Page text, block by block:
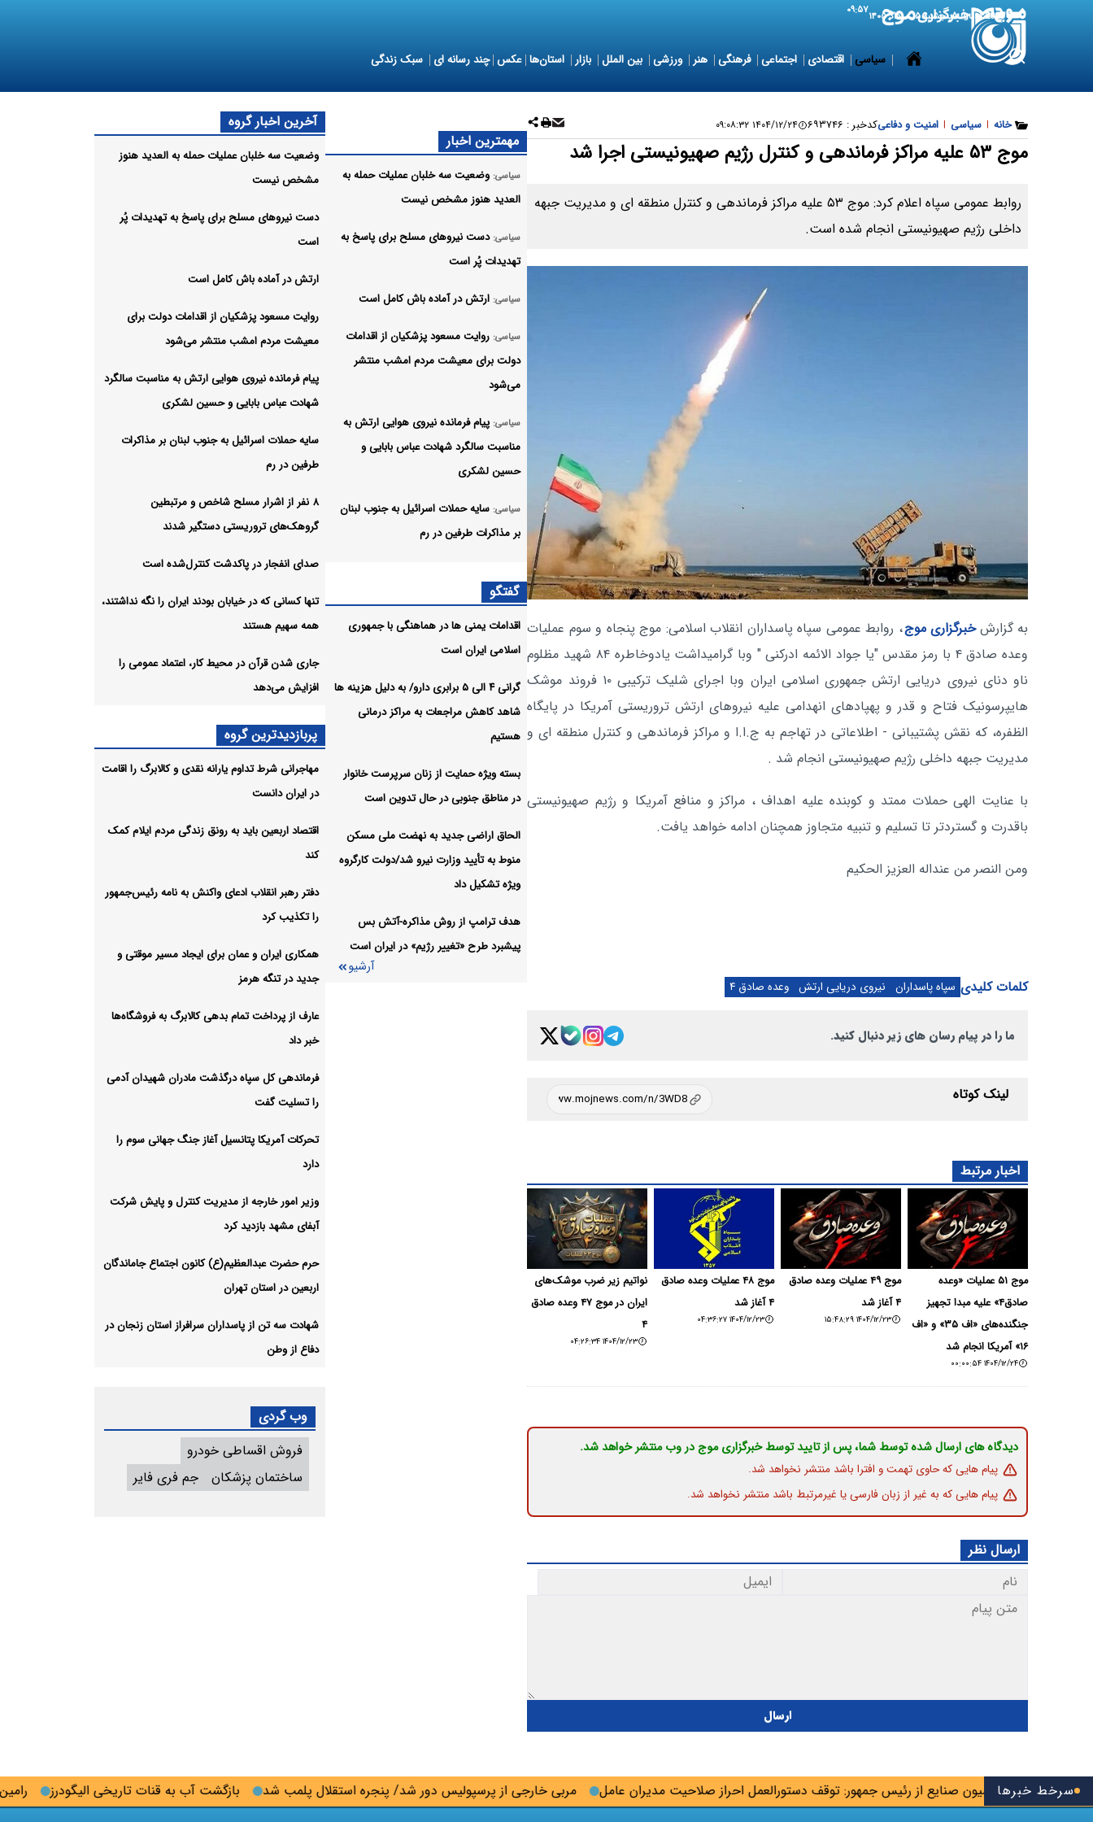
6 August 2026 پنجشنبه ۱۵ مرداد ۱۴۰۵ ۰۹:۵۷
سیاسی اقتصادی اجتماعی فرهنگی هنر ورزشی بین الملل بازار استان‌ها عکس چند رسانه ای سبک زندگی
سرخط خبرها رامین بازگشت آب به قنات تاریخی الیگودرز مربی خارجی از پرسپولیس دور شد/ پنجره استقلال پلمب شد رئیس کمیسیون صنایع از رئیس جمهور: توقف دستورالعمل احراز صلاحیت مدیران عامل
خانه | سیاسی | امنیت و دفاعیکدخبر : ۶۹۳۷۴۶ ۱۴۰۴/۱۲/۲۴ ۰۹:۰۸:۳۲
موج ۵۳ علیه مراکز فرماندهی و کنترل رژیم صهیونیستی اجرا شد
روابط عمومی سپاه اعلام کرد: موج ۵۳ علیه مراکز فرماندهی و کنترل منطقه ای و مدیریت جبهه
داخلی رژیم صهیونیستی انجام شده است.
به گزارشخبرگزاری موج، روابط عمومی سپاه پاسداران انقلاب اسلامی: موج پنجاه و سوم عملیات
وعده صادق ۴ با رمز مقدس "یا جواد الائمه ادرکنی " وبا گرامیداشت یادوخاطره ۸۴ شهید مظلوم
ناو دنای نیروی دریایی ارتش جمهوری اسلامی ایران وبا اجرای شلیک ترکیبی ۱۰ فروند موشک‌
هایپرسونیک فتاح و قدر و پهپادهای انهدامی علیه نیروهای ارتش تروریستی آمریکا در پایگاه
الظفره، که نقش پشتیبانی - اطلاعاتی در تهاجم به ج.ا.ا و مراکز فرماندهی و کنترل منطقه ای و
مدیریت جبهه داخلی رژیم صهیونیستی انجام شد .
با عنایت الهی حملات ممتد و کوبنده علیه اهداف ، مراکز و منافع آمریکا و رژیم صهیونیستی
باقدرت و گستردتر تا تسلیم و تنبیه متجاوز همچنان ادامه خواهد یافت.
ومن النصر من عنداله العزیز الحکیم
کلمات کلیدی سپاه پاسداران نیروی دریایی ارتش وعده صادق ۴
ما را در پیام رسان های زیر دنبال کنید.
لینک کوتاه
اخبار مرتبط
موج ۵۱ عملیات «وعده
صادق۴» علیه مبدا تجهیز
جنگنده‌های «اف ۳۵» و «اف
۱۶» آمریکا انجام شد
۱۴۰۴/۱۲/۲۴ ۰۰:۰۰:۵۴
موج ۴۹ عملیات وعده صادق
۴ آغاز شد
۱۴۰۴/۱۲/۲۳ ۱۵:۴۸:۲۹
موج ۴۸ عملیات وعده صادق
۴ آغاز شد
۱۴۰۴/۱۲/۲۳ ۰۴:۳۶:۲۷
نواتیم زیر ضرب موشک‌های
ایران در موج ۴۷ وعده صادق
۴
۱۴۰۴/۱۲/۲۳ ۰۴:۲۶:۳۴
دیدگاه های ارسال شده توسط شما، پس از تایید توسط خبرگزاری موج در وب منتشر خواهد شد.
پیام هایی که حاوی تهمت و افترا باشد منتشر نخواهد شد.
پیام هایی که به غیر از زبان فارسی یا غیرمرتبط باشد منتشر نخواهد شد.
ارسال نظر
ارسال
مهمترین اخبار
سیاسی: وضعیت سه خلبان عملیات حمله به
العدید هنوز مشخص نیست
سیاسی: دست نیروهای مسلح برای پاسخ به
تهدیدات پُر است
سیاسی: ارتش در آماده باش کامل است
سیاسی: روایت مسعود پزشکیان از اقدامات
دولت برای معیشت مردم امشب منتشر
می‌شود
سیاسی: پیام فرمانده نیروی هوایی ارتش به
مناسبت سالگرد شهادت عباس بابایی و
حسین لشکری
سیاسی: سایه حملات اسرائیل به جنوب لبنان
بر مذاکرات طرفین در رم
مرتبطین گروهک‌های تروریستی دستگیر
شدند
سیاسی: صدای انفجار در پاکدشت کنترل‌شده
است
سیاسی: تنها کسانی که در خیابان بودند ایران
را نگه نداشتند، همه سهیم هستند
سیاسی: جاری شدن قرآن در محیط کار، اعتماد
عمومی را افزایش می‌دهد
گفتگو
اقدامات یمنی ها در هماهنگی با جمهوری
اسلامی ایران است
گرانی ۴ الی ۵ برابری دارو/ به دلیل هزینه ها
شاهد کاهش مراجعات به مراکز درمانی
هستیم
بسته ویژه حمایت از زنان سرپرست خانوار
در مناطق جنوبی در حال تدوین است
الحاق اراضی جدید به نهضت ملی مسکن
منوط به تأیید وزارت نیرو شد/دولت کارگروه
ویژه تشکیل داد
هدف ترامپ از روش مذاکره-آتش بس
پیشبرد طرح «تغییر رژیم» در ایران است
آرشیو
آخرین اخبار گروه
وضعیت سه خلبان عملیات حمله به العدید هنوز
مشخص نیست
دست نیروهای مسلح برای پاسخ به تهدیدات پُر
است
ارتش در آماده باش کامل است
روایت مسعود پزشکیان از اقدامات دولت برای
معیشت مردم امشب منتشر می‌شود
پیام فرمانده نیروی هوایی ارتش به مناسبت سالگرد
شهادت عباس بابایی و حسین لشکری
سایه حملات اسرائیل به جنوب لبنان بر مذاکرات
طرفین در رم
۸ نفر از اشرار مسلح شاخص و مرتبطین
گروهک‌های تروریستی دستگیر شدند
صدای انفجار در پاکدشت کنترل‌شده است
تنها کسانی که در خیابان بودند ایران را نگه نداشتند،
همه سهیم هستند
جاری شدن قرآن در محیط کار، اعتماد عمومی را
افزایش می‌دهد
پربازدیدترین گروه
مهاجرانی شرط تداوم یارانه نقدی و کالابرگ را اقامت
در ایران دانست
اقتصاد اربعین باید به رونق زندگی مردم ایلام کمک
کند
دفتر رهبر انقلاب ادعای واکنش به نامه رئیس‌جمهور
را تکذیب کرد
همکاری ایران و عمان برای ایجاد مسیر موقتی و
جدید در تنگه هرمز
عارف از پرداخت تمام بدهی کالابرگ به فروشگاه‌ها
خبر داد
فرماندهی کل سپاه درگذشت مادران شهیدان آدمی
را تسلیت گفت
تحرکات آمریکا پتانسیل آغاز جنگ جهانی سوم را
دارد
وزیر امور خارجه از مدیریت کنترل و پایش شرکت
آبفای مشهد بازدید کرد
حرم حضرت عبدالعظیم(ع) کانون اجتماع جاماندگان
اربعین در استان تهران
شهادت سه تن از پاسداران سرافراز استان زنجان در
دفاع از وطن
وب گردی
فروش اقساطی خودرو
ساختمان پزشکان
جم فری فایر